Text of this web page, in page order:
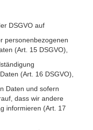
DSGVO auf
personenbezogenen
(Art. 15 DSGVO),
(Art. 16 DSGVO),
Daten und sofern
dass wir andere
informieren (Art. 17